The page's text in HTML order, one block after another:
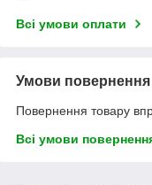
Всі умови оплати
Умови повернення
Повернення товару
Всі умови